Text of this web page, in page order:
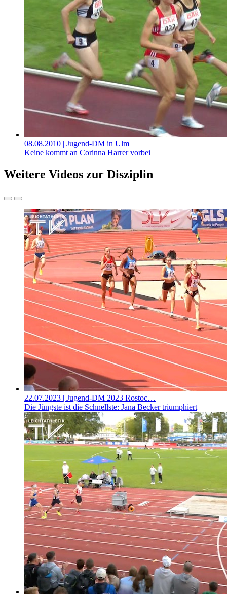
08.08.2010 | Jugend-DM in Ulm
Keine kommt an Corinna Harrer vorbei
Weitere Videos zur Disziplin
22.07.2023 | Jugend-DM 2023 Rostoc…
Die Jüngste ist die Schnellste: Jana Becker triumphiert